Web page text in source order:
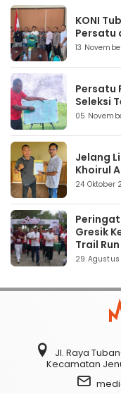
KONI
Persatu
13
Persatu
Seleksi
05
Jelang
Khoirul
24 Oktober
Gresik
Trail Run
29
Jl. Raya
Kecamatan